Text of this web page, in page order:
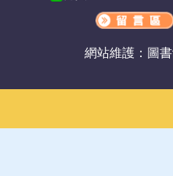
網站維護：圖